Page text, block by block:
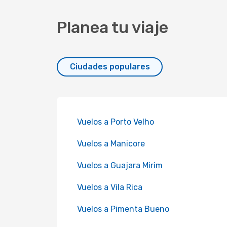
Planea tu viaje
Ciudades populares
Vuelos a Porto Velho
Vuelos a Manicore
Vuelos a Guajara Mirim
Vuelos a Vila Rica
Vuelos a Pimenta Bueno